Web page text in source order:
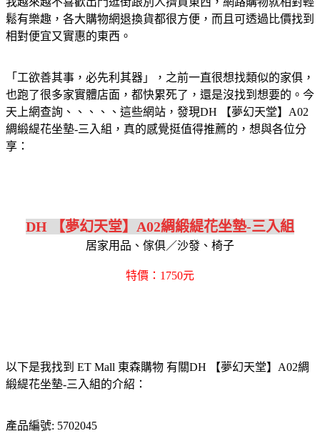
鬆有樂趣，各大購物網退換貨都很方便，而且可透過比價找到
相對便宜又實惠的東西。
「工欲善其事，必先利其器」，之前一直很想找類似的家俱，
也跑了很多家實體店面，都快累死了，還是沒找到想要的。今
天上網查詢、、、、、這些網站，發現DH 【夢幻天堂】A02
綢緞緹花坐墊-三入組，真的感覺挺值得推薦的，想與各位分
享：
DH 【夢幻天堂】A02綢緞緹花坐墊-三入組
居家用品、傢俱／沙發、椅子
特價：1750元
以下是我找到 ET Mall 東森購物 有關DH 【夢幻天堂】A02綢
緞緹花坐墊-三入組的介紹：
產品編號: 5702045